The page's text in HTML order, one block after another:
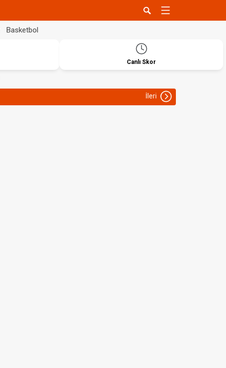
Basketbol
Canlı Skor
İleri